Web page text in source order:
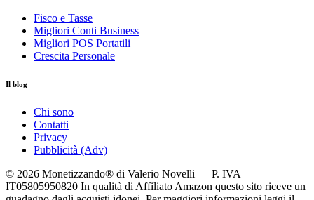
Fisco e Tasse
Migliori Conti Business
Migliori POS Portatili
Crescita Personale
Il blog
Chi sono
Contatti
Privacy
Pubblicità (Adv)
© 2026 Monetizzando® di Valerio Novelli — P. IVA
IT05805950820 In qualità di Affiliato Amazon questo sito riceve un